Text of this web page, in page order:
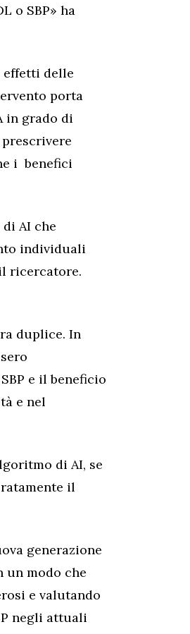
o SBP» ha
effetti delle
porta
in grado di
i benefici
AI che
individuali
ricercatore.
duplice. In
e il beneficio
e nel
di AI, se
il
generazione
un modo che
e valutando
negli attuali